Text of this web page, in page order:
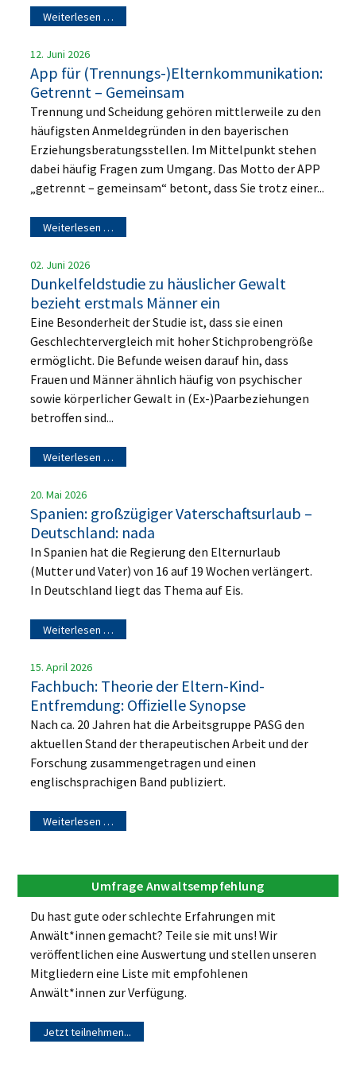
Weiterlesen …
12. Juni 2026
App für (Trennungs-)Elternkommunikation:
Getrennt – Gemeinsam
Trennung und Scheidung gehören mittlerweile zu den
häufigsten Anmeldegründen in den bayerischen
Erziehungsberatungsstellen. Im Mittelpunkt stehen
dabei häufig Fragen zum Umgang. Das Motto der APP
„getrennt – gemeinsam“ betont, dass Sie trotz einer...
Weiterlesen …
02. Juni 2026
Dunkelfeldstudie zu häuslicher Gewalt
bezieht erstmals Männer ein
Eine Besonderheit der Studie ist, dass sie einen
Geschlechtervergleich mit hoher Stichprobengröße
ermöglicht. Die Befunde weisen darauf hin, dass
Frauen und Männer ähnlich häufig von psychischer
sowie körperlicher Gewalt in (Ex-)Paarbeziehungen
betroffen sind...
Weiterlesen …
20. Mai 2026
Spanien: großzügiger Vaterschaftsurlaub –
Deutschland: nada
In Spanien hat die Regierung den Elternurlaub
(Mutter und Vater) von 16 auf 19 Wochen verlängert.
In Deutschland liegt das Thema auf Eis.
Weiterlesen …
15. April 2026
Fachbuch: Theorie der Eltern-Kind-
Entfremdung: Offizielle Synopse
Nach ca. 20 Jahren hat die Arbeitsgruppe PASG den
aktuellen Stand der therapeutischen Arbeit und der
Forschung zusammengetragen und einen
englischsprachigen Band publiziert.
Weiterlesen …
Umfrage Anwaltsempfehlung
Du hast gute oder schlechte Erfahrungen mit
Anwält*innen gemacht? Teile sie mit uns! Wir
veröffentlichen eine Auswertung und stellen unseren
Mitgliedern eine Liste mit empfohlenen
Anwält*innen zur Verfügung.
Jetzt teilnehmen...